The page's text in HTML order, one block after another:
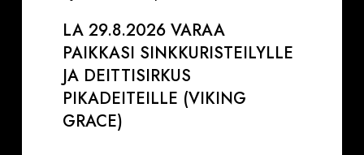
LA 29.8.2026 VARAA
PAIKKASI SINKKURISTEILYLLE
JA DEITTISIRKUS
PIKADEITEILLE (VIKING
GRACE)